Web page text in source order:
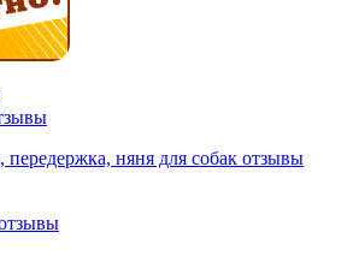
передержка, няня для собак отзывы